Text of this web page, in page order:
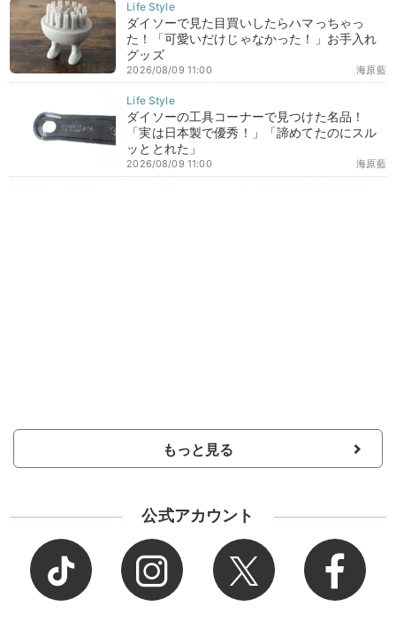
ダイソーで見た目買いしたらハマっちゃっ
た！「可愛いだけじゃなかった！」お手入れ
グッズ
海原藍
2026/08/09 11:00
ダイソーの工具コーナーで見つけた名品！
「実は日本製で優秀！」「諦めてたのにスル
ッととれた」
海原藍
2026/08/09 11:00
もっと見る
公式アカウント